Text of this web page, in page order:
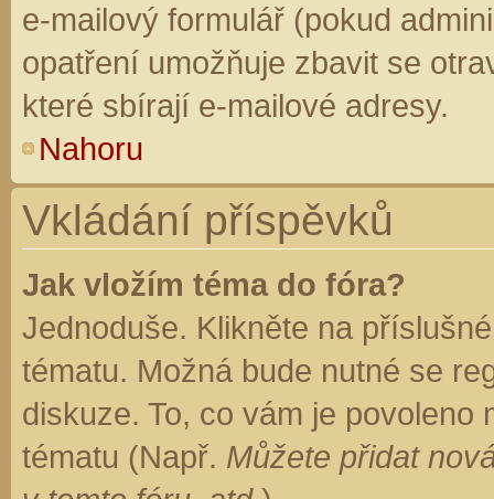
e-mailový formulář (pokud
opatření umožňuje zbavit se
které sbírají e-mailové adresy.
Nahoru
Vkládání příspěvků
Jak vložím téma do fóra?
Jednoduše. Klikněte na
tématu. Možná bude nutné se
diskuze. To, co vám je
tématu (Např. Můžete přidat